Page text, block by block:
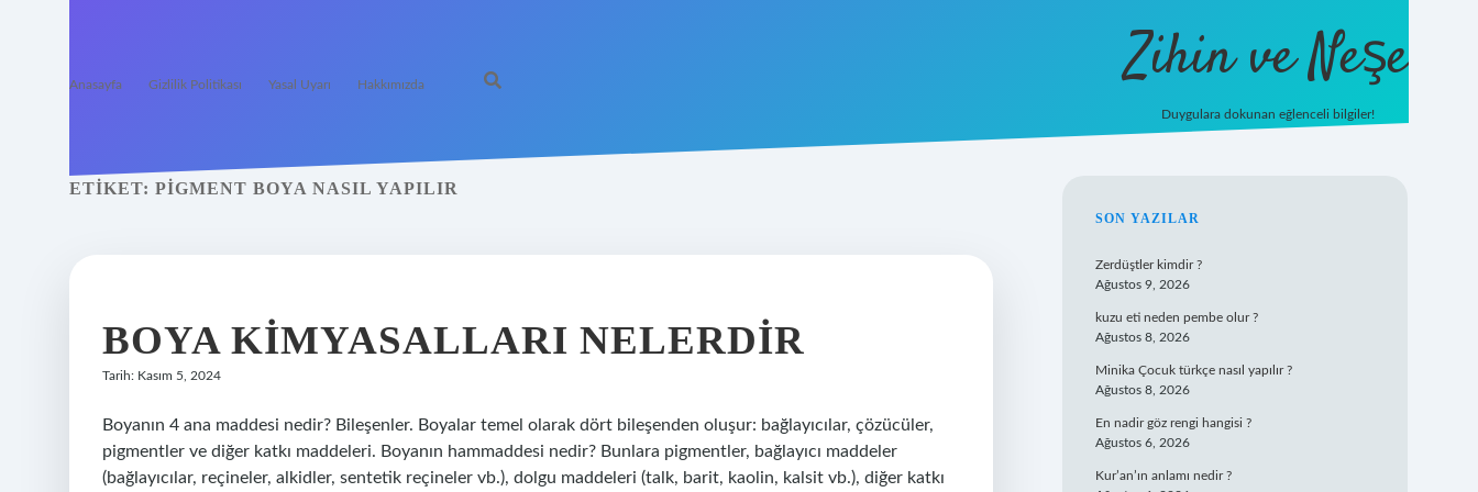
Anasayfa Gizlilik Politikası Yasal Uyarı Hakkımızda Zihin ve Neşe
Duygulara dokunan eğlenceli bilgiler!
ETIKET: PIGMENT BOYA NASIL YAPILIR
BOYA KIMYASALLARI NELERDIR
Tarih: Kasım 5, 2024
Boyanın 4 ana maddesi nedir? Bileşenler. Boyalar temel olarak dört bileşenden oluşur: bağlayıcılar, çözücüler,
pigmentler ve diğer katkı maddeleri. Boyanın hammaddesi nedir? Bunlara pigmentler, bağlayıcı maddeler
(bağlayıcılar, reçineler, alkidler, sentetik reçineler vb.), dolgu maddeleri (talk, barit, kaolin, kalsit vb.), diğer katkı
SIDEBAR
SON YAZILAR
Zerdüştler kimdir ?
Ağustos 9, 2026
kuzu eti neden pembe olur ?
Ağustos 8, 2026
Minika Çocuk türkçe nasıl yapılır ?
Ağustos 8, 2026
En nadir göz rengi hangisi ?
Ağustos 6, 2026
Kur’an’ın anlamı nedir ?